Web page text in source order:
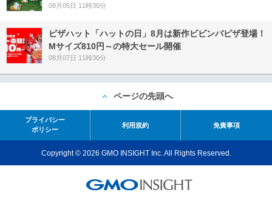
08月05日 11時30分
ピザハット「ハットの日」8月は新作ビビンバピザ登場！
Mサイズ810円～の特大セール開催
08月07日 11時30分
ページの先頭へ
プライバシー
ポリシー
利用規約 免責事項
Copyright © 2026 GMO INSIGHT Inc. All Rights Reserved.